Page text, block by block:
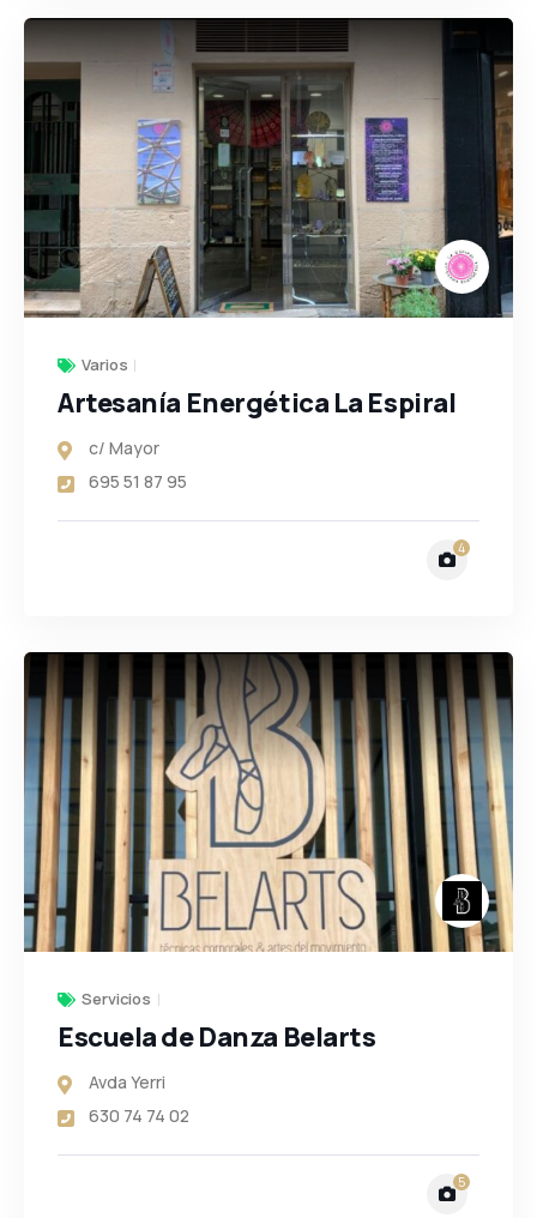
Varios
Artesanía Energética La Espiral
c/ Mayor
695 51 87 95
4
Servicios
Escuela de Danza Belarts
Avda Yerri
630 74 74 02
5